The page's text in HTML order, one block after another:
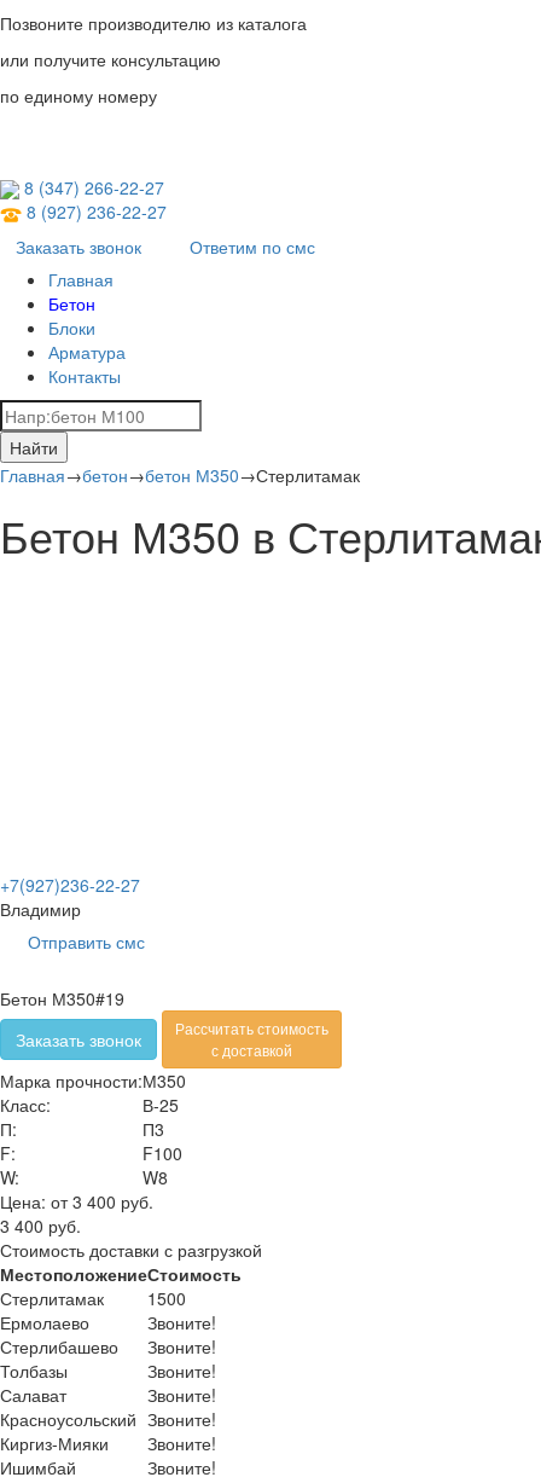
Позвоните производителю из каталога
или получите консультацию
по единому номеру
8 (347) 266‑22‑27
8 (927) 236‑22‑27
Заказать звонок
Ответим по смс
Главная
Бетон
Блоки
Арматура
Контакты
Найти
Главная→бетон→бетон М350→Стерлитамак
Бетон М350 в
+7(927)236-22-27
Владимир
Отправить смс
Бетон М350#19
Заказать звонок
Рассчитать стоимость
с доставкой
Марка прочности:М350
Класс:
В-25
П:
П3
F:
F100
W:
W8
Цена: от 3 400 руб.
3 400 руб.
Стоимость доставки с разгрузкой
МестоположениеСтоимость
Стерлитамак
1500
Ермолаево
Звоните!
Стерлибашево
Звоните!
Толбазы
Звоните!
Салават
Звоните!
Красноусольский Звоните!
Киргиз-Мияки
Звоните!
Ишимбай
Звоните!